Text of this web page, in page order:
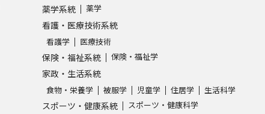
薬学系統 薬学
看護・医療技術系統
看護学 医療技術
保険・福祉系統 保険・福祉学
家政・生活系統
食物・栄養学 被服学 児童学 住居学 生活科学
スポーツ・健康系統 スポーツ・健康科学